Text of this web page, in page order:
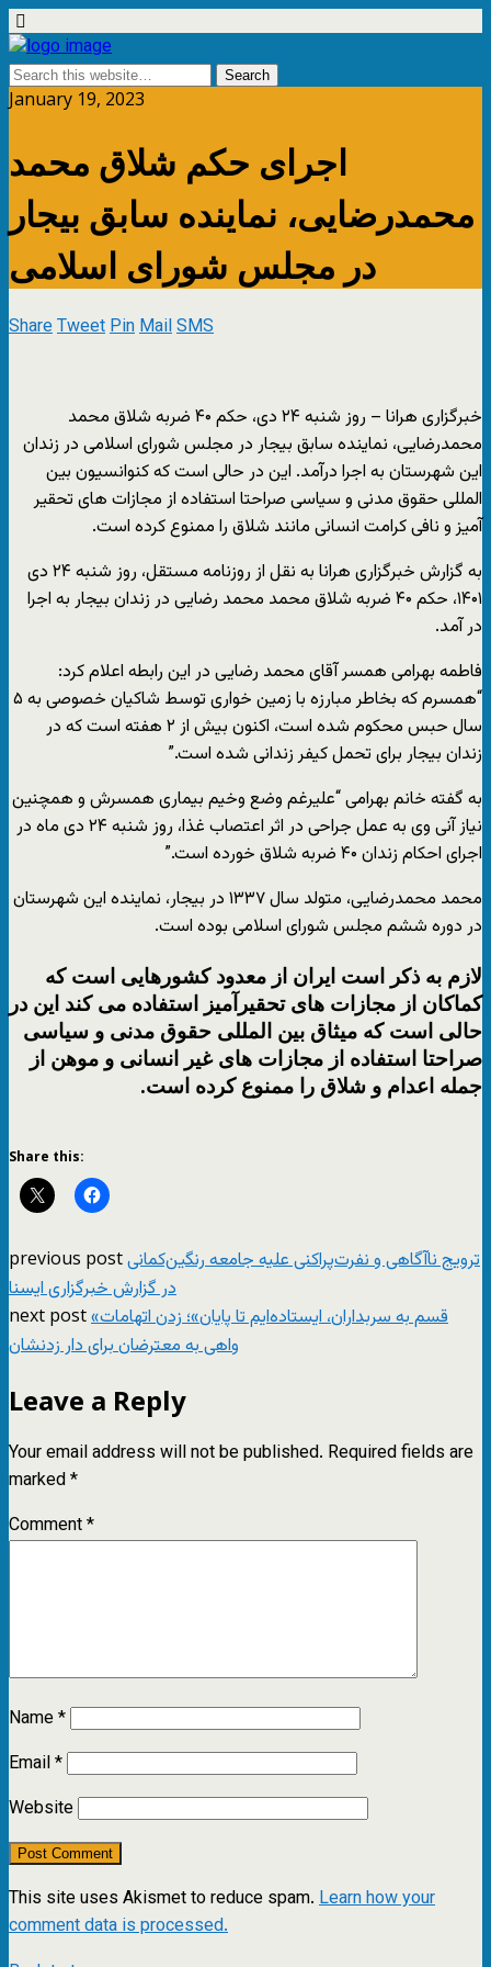
January 19, 2023
اجرای حکم شلاق محمد
محمدرضایی، نماینده سابق بیجار
در مجلس شورای اسلامی
ShareTweetPinMailSMS
خبرگزاری هرانا – روز شنبه ۲۴ دی‌، حکم ۴۰ ضربه شلاق محمد
محمدرضایی، نماینده سابق بیجار در مجلس شورای اسلامی در زندان
این شهرستان به اجرا درآمد. این در حالی است که کنوانسیون بین
المللی حقوق مدنی و سیاسی صراحتا استفاده از مجازات های تحقیر
آمیز و نافی کرامت انسانی مانند شلاق را ممنوع کرده است.
به گزارش خبرگزاری هرانا به نقل از روزنامه مستقل، روز شنبه ۲۴ دی‌
۱۴۰۱، حکم ۴۰ ضربه شلاق محمد محمد رضایی در زندان بیجار به اجرا
در آمد.
فاطمه بهرامی همسر آقای محمد رضایی در این رابطه اعلام کرد:
“همسرم که بخاطر مبارزه با زمین خواری توسط شاکیان خصوصی به ۵
سال حبس محکوم شده است، اکنون بیش از ۲ هفته است که در
زندان بیجار برای تحمل کیفر زندانی شده است.”
به گفته خانم بهرامی “علیرغم وضع وخیم بیماری همسرش و همچنین
نیاز آنی وی به عمل جراحی در اثر اعتصاب غذا، روز شنبه ۲۴ دی ماه در
اجرای احکام زندان ۴۰ ضربه شلاق خورده است.”
محمد محمدرضایی، متولد سال ۱۳۳۷ در بیجار، نماینده این شهرستان
در دوره ششم مجلس شورای اسلامی بوده است.
لازم به ذکر است ایران از معدود کشورهایی است که
کماکان از مجازات های تحقیرآمیز استفاده می کند این در
حالی است که میثاق بین المللی حقوق مدنی و سیاسی
صراحتا استفاده از مجازات های غیر انسانی و موهن از
جمله اعدام و شلاق را ممنوع کرده است.
Share this:
previous postترویج ناآگاهی و نفرت‌پراکنی علیه جامعه رنگین‌کمانی
در گزارش خبرگزاری ایسنا
next post«قسم به سربداران، ایستاده‌ایم تا پایان»؛ زدن اتهامات
واهی به معترضان برای دار زدنشان
Leave a Reply
Your email address will not be published. Required fields are
marked*
Comment*
Name*
Email*
Website
This site uses Akismet to reduce spam. Learn how your
comment data is processed.